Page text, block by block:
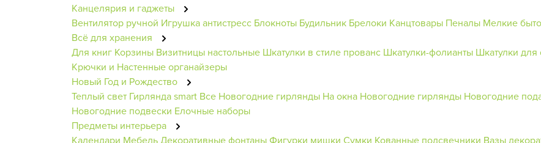
Канцелярия и гаджеты
Вентилятор ручной Игрушка антистресс Блокноты Будильник Брелоки Канцтовары Пеналы Мелкие
Всё для хранения
Для книг Корзины Визитницы настольные Шкатулки в стиле прованс Шкатулки-фолианты Шкатулки для
Крючки и Настенные органайзеры
Новый Год и Рождество
Теплый свет Гирлянда smart Все Новогодние гирлянды На окна Новогодние гирлянды Новогодние
Новогодние подвески Елочные наборы
Предметы интерьера
Календари МебельДекоративные фонтаныФигурки мишки Сумки Кованные подсвечники Вазы